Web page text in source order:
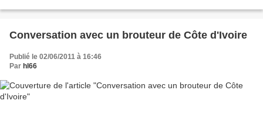
Conversation avec un brouteur de Côte d'Ivoire
Publié le 02/06/2011 à 16:46
Par hl66